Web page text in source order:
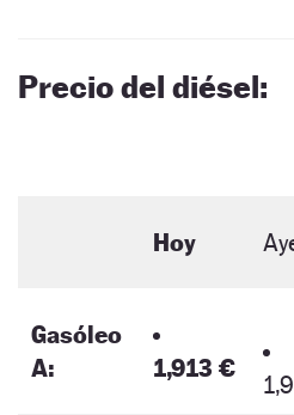
Precio del diésel:
Hoy
Gasóleo
A:
1,913 €